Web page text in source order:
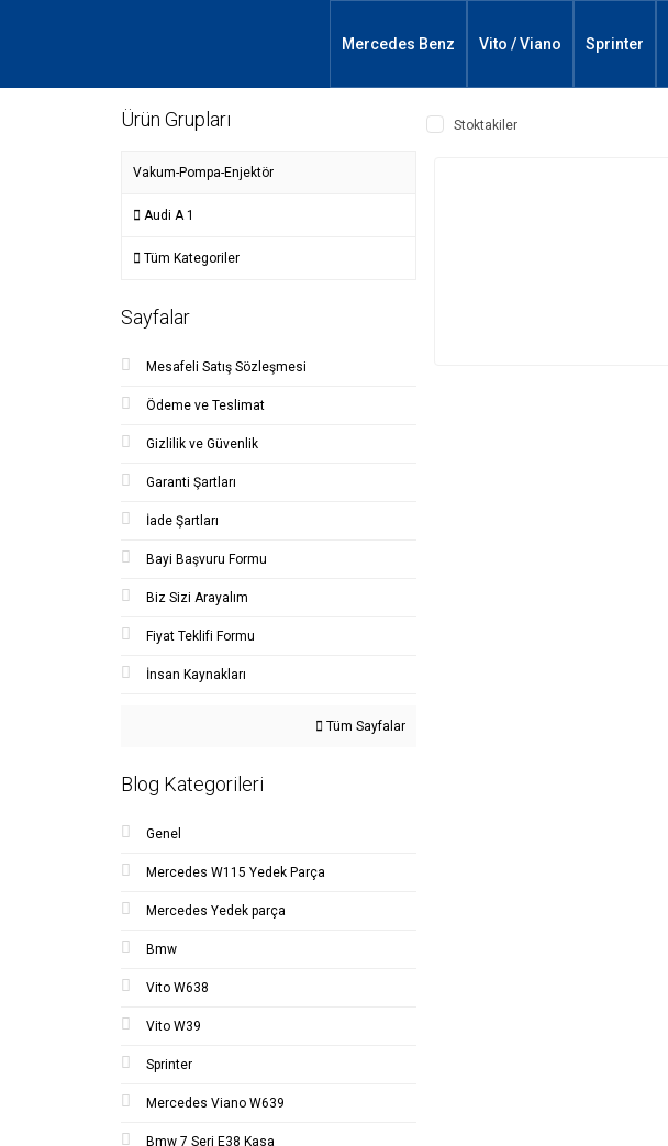
Mercedes Benz Vito / Viano Sprinter
Ürün Grupları
Vakum-Pompa-Enjektör
Audi A 1
Tüm Kategoriler
Sayfalar
Mesafeli Satış Sözleşmesi
Ödeme ve Teslimat
Gizlilik ve Güvenlik
Garanti Şartları
İade Şartları
Bayi Başvuru Formu
Biz Sizi Arayalım
Fiyat Teklifi Formu
İnsan Kaynakları
Tüm Sayfalar
Blog Kategorileri
Genel
Mercedes W115 Yedek Parça
Mercedes Yedek parça
Bmw
Vito W638
Vito W39
Sprinter
Mercedes Viano W639
Bmw 7 Seri E38 Kasa
Stoktakiler